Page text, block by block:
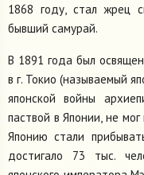
1868 году, стал жрец
бывший самурай.
В 1891 года был
в г. Токио (называемый
японской войны
паствой в Японии, не
Японию стали
достигало 73 тыс.